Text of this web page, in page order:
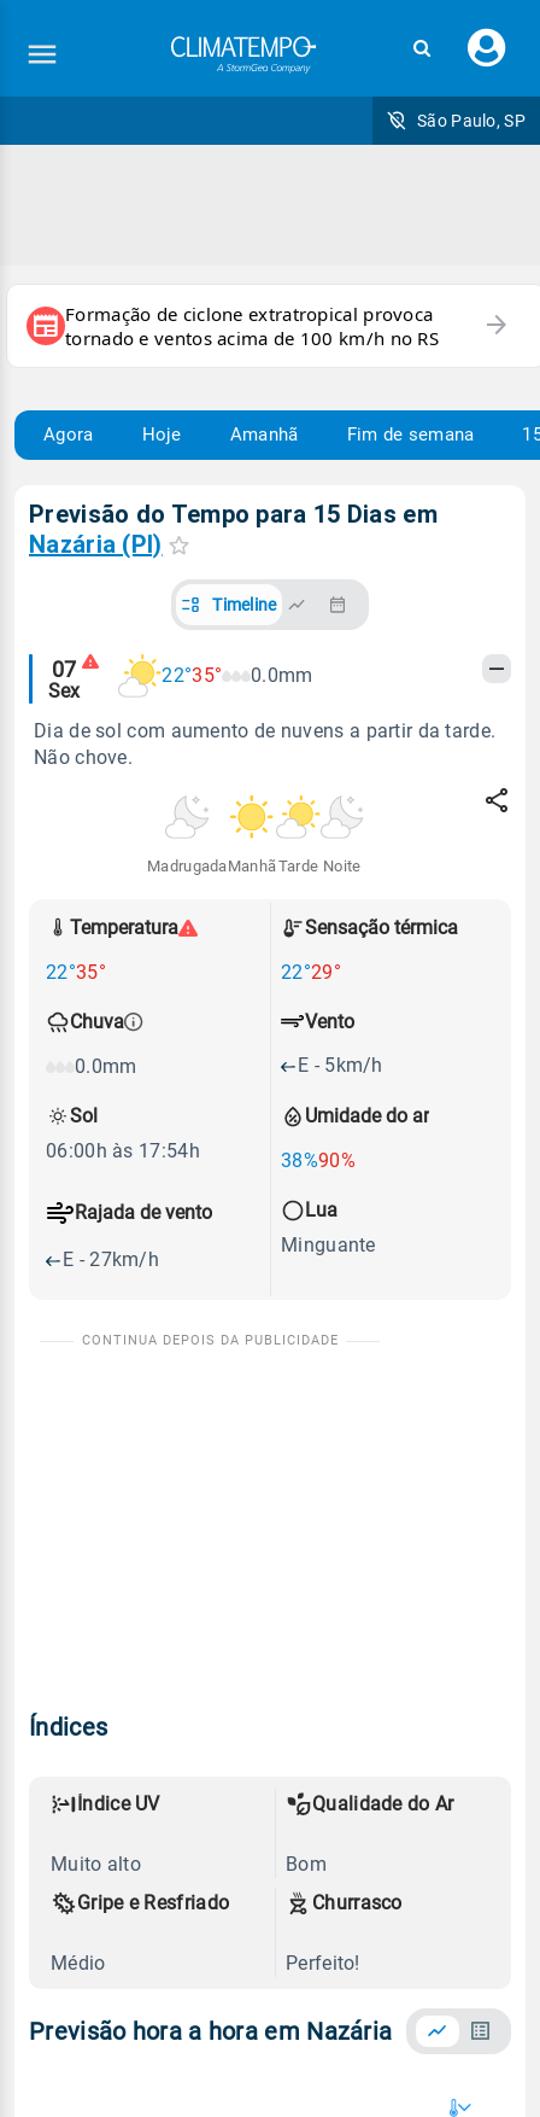
seu
São Paulo, SP
newspaper Formação de ciclone extratropical provoca
tornado e ventos acima de 100 km/h no RS
arrow_forward
Agora Hoje Amanhã Fim de semana
Previsão do Tempo para 15 Dias em
Nazária (PI)
Timeline
Alertas
meteorológicos
07
Sex
22°35° 0.0mm
Dia de sol com aumento de nuvens a partir da tarde.
Não chove.
Madrugada Manhã Tarde Noite
Temperatura
22°35°
Sensação térmica
22°29°
Chuva
0.0mm
Umidade do ar
38%90%
Vento
E - 5km/h
Rajada de vento
E - 27km/h
Sol
06:00h às 17:54h
Lua
Minguante
Índices
Índice UV
Muito alto
Qualidade do Ar
Bom
Gripe e Resfriado
Médio
Churrasco
Perfeito!
Previsão hora a hora em Nazária